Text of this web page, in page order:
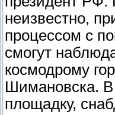
неизвестно,
процессом с
смогут
космодрому
Шимановска. В
площадку,